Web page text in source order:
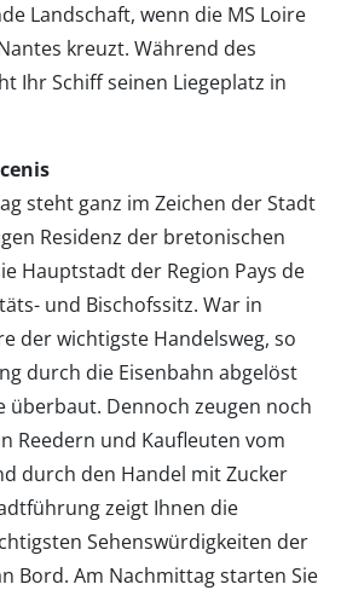
Landschaft, wenn die MS Loire
kreuzt. Während des
Ihr Schiff seinen Liegeplatz in
steht ganz im Zeichen der Stadt
Residenz der bretonischen
Hauptstadt der Region Pays de
und Bischofssitz. War in
der wichtigste Handelsweg, so
durch die Eisenbahn abgelöst
überbaut. Dennoch zeugen noch
Reedern und Kaufleuten vom
durch den Handel mit Zucker
zeigt Ihnen die
Sehenswürdigkeiten der
Bord. Am Nachmittag starten Sie